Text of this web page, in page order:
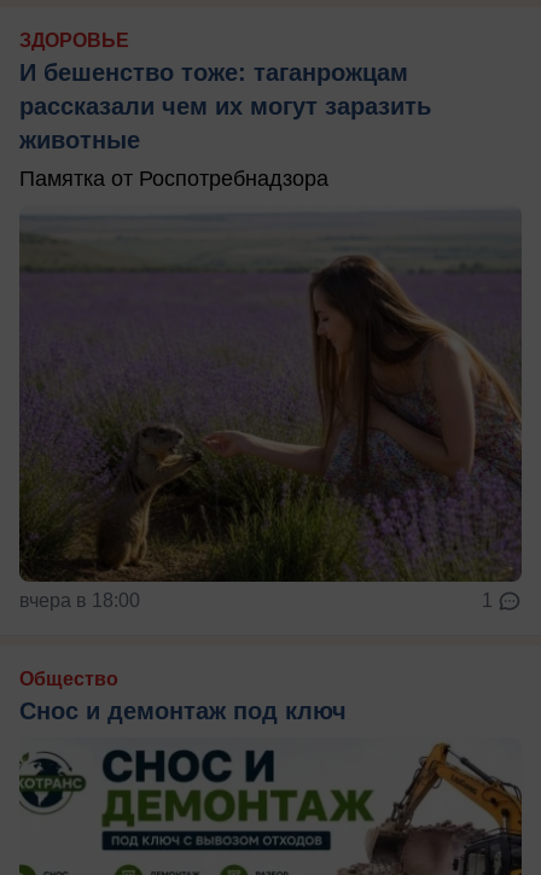
ЗДОРОВЬЕ
И бешенство тоже: таганрожцам
рассказали чем их могут заразить
животные
Памятка от Роспотребнадзора
вчера в 18:00 1
Общество
Снос и демонтаж под ключ